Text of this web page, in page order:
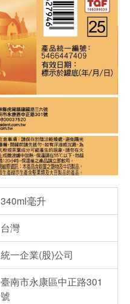
340ml毫升
台灣
統一企業(股)公司
臺南市永康區中正路301
號